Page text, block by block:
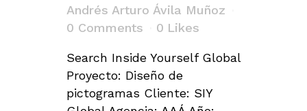
Andrés Arturo Ávila Muñoz
0 Comments
0 Likes
Search Inside Yourself Global
Proyecto: Diseño de
pictogramas Cliente: SIY